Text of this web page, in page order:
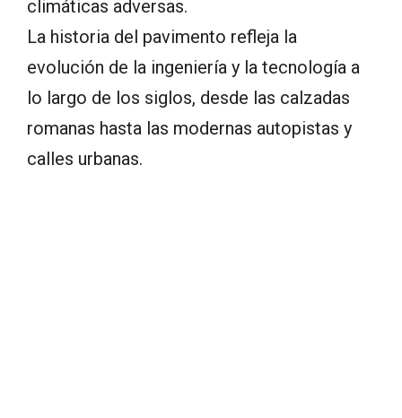
climáticas adversas.
La historia del pavimento refleja la
evolución de la ingeniería y la tecnología a
lo largo de los siglos, desde las calzadas
romanas hasta las modernas autopistas y
calles urbanas.